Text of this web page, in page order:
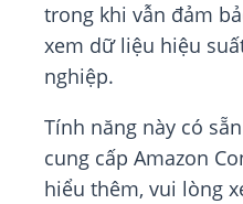
trong khi vẫn đảm
xem dữ liệu hiệu
nghiệp.
Tính năng này có
cung cấp Amazon
hiểu thêm, vui lòng